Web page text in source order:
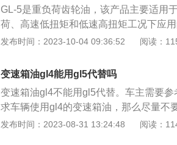
GL-5是重负荷齿轮油，该产品主要适用
荷、高速低扭矩和低速高扭矩工况下应
L-5)》规定了以精制矿物油、合成油或
贮存。适用于重负荷车辆齿轮油(GL-5)
于在高速冲击负荷、高速低扭矩和低速
以石油润滑油基础油或合成润滑油为主
种重要的润滑油。用于各种齿轮传动装
长其使用寿命，提高传递功率效率。
发布时间：2023-10-04 09:36:52 阅读：
变速箱油gl4能用gl5代替吗
变速箱油gl4不能用gl5代替。车主需要
求车辆使用gl4的变速箱油，那么尽量不
变速箱油适合差速器齿轮、变速箱齿轮
发布时间：2023-08-31 13:24:48 阅读：